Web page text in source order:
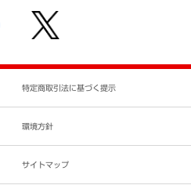
手続きについて
特定商取引法に基づく提示
環境方針
サイトマップ